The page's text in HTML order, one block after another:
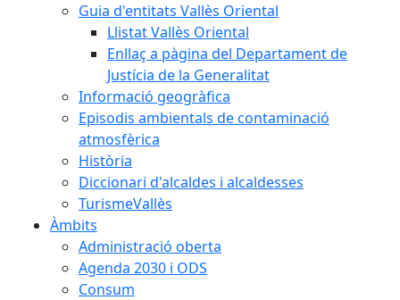
Guia d'entitats Vallès Oriental
Llistat Vallès Oriental
Enllaç a pàgina del Departament de
Justícia de la Generalitat
Informació geogràfica
Episodis ambientals de contaminació
atmosfèrica
Història
Diccionari d'alcaldes i alcaldesses
TurismeVallès
Àmbits
Administració oberta
Agenda 2030 i ODS
Consum